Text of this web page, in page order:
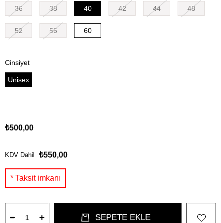
36 38 40 42 44 48
52 56 60
Cinsiyet
Unisex
₺500,00
KDV Dahil ₺550,00